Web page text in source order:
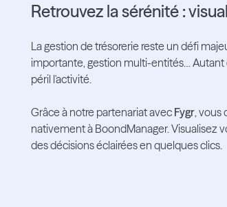
Retrouvez la sérénité :
La gestion de trésorerie reste un défi
importante, gestion multi-entités…
péril l'activité.
Grâce à notre partenariat avec Fygr ,
nativement à BoondManager. Visualisez
des décisions éclairées en quelques clics.